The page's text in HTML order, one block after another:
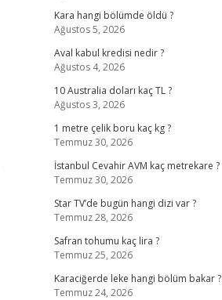
Kara hangi bölümde öldü ?
Ağustos 5, 2026
Aval kabul kredisi nedir ?
Ağustos 4, 2026
10 Australia doları kaç TL ?
Ağustos 3, 2026
1 metre çelik boru kaç kg ?
Temmuz 30, 2026
İstanbul Cevahir AVM kaç metrekare ?
Temmuz 30, 2026
Star TV’de bugün hangi dizi var ?
Temmuz 28, 2026
Safran tohumu kaç lira ?
Temmuz 25, 2026
Karaciğerde leke hangi bölüm bakar ?
Temmuz 24, 2026